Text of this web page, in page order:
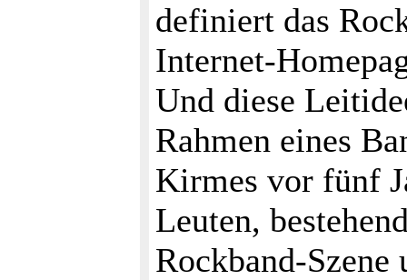
definiert das
Internet-
Und diese
Rahmen eines
Kirmes vor fünf
Leuten,
Rockband-